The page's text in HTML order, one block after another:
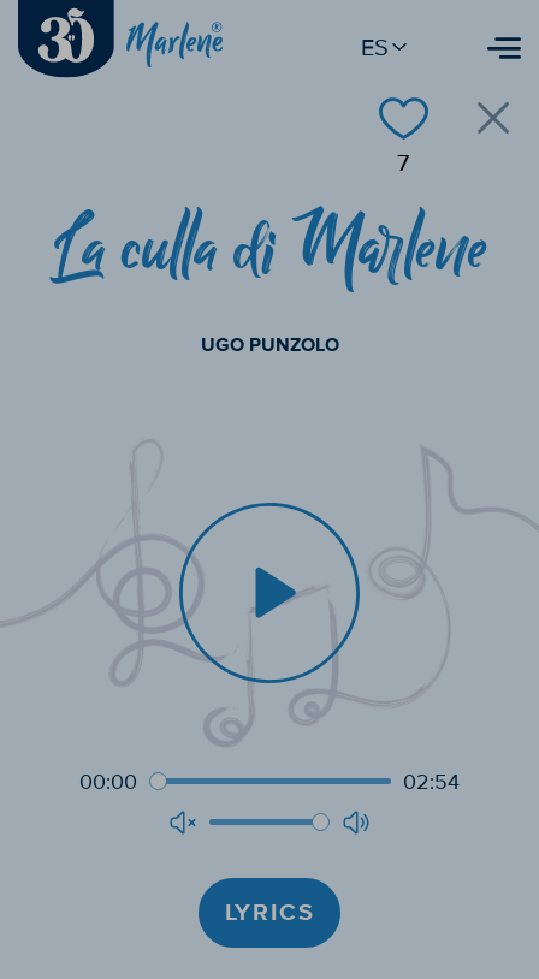
ES
7
La culla di Marlene
UGO PUNZOLO
00:00 02:54
LYRICS